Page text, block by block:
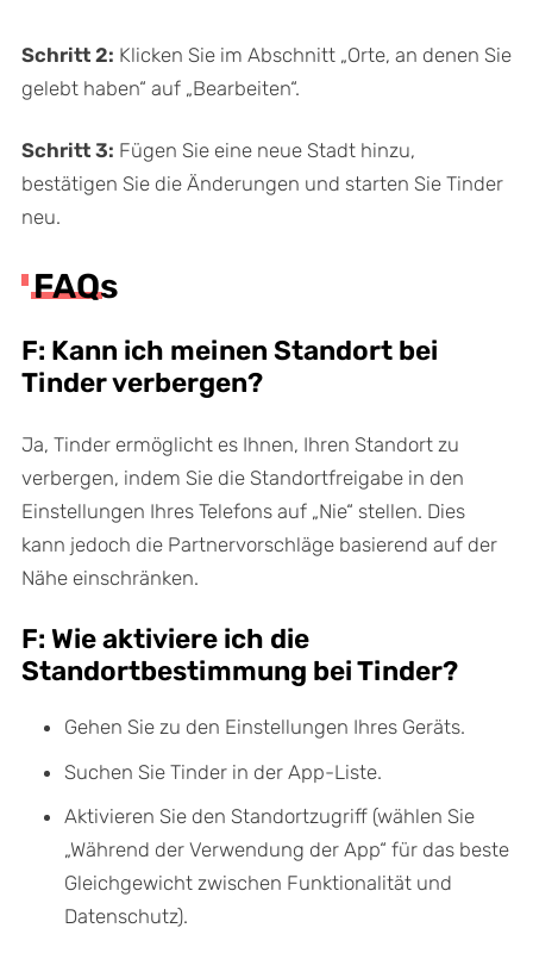
Schritt 2: Klicken Sie im Abschnitt „Orte, an denen Sie
gelebt haben“ auf „Bearbeiten“.
Schritt 3: Fügen Sie eine neue Stadt hinzu,
bestätigen Sie die Änderungen und starten Sie Tinder
neu.
FAQs
F: Kann ich meinen Standort bei
Tinder verbergen?
Ja, Tinder ermöglicht es Ihnen, Ihren Standort zu
verbergen, indem Sie die Standortfreigabe in den
Einstellungen Ihres Telefons auf „Nie“ stellen. Dies
kann jedoch die Partnervorschläge basierend auf der
Nähe einschränken.
F: Wie aktiviere ich die
Standortbestimmung bei Tinder?
Gehen Sie zu den Einstellungen Ihres Geräts.
Suchen Sie Tinder in der App-Liste.
Aktivieren Sie den Standortzugriff (wählen Sie
„Während der Verwendung der App“ für das beste
Gleichgewicht zwischen Funktionalität und
Datenschutz).